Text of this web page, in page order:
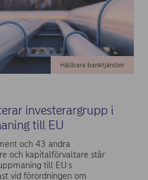
Hållbara banktjänster
investerargrupp i
till EU
och 43 andra
och kapitalförvaltare står
till EU:s
vid förordningen om